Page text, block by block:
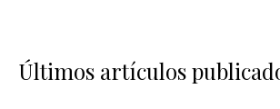
Últimos artículos